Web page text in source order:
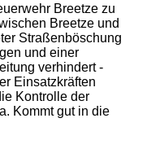
Breetze zu
Breetze und
Straßenböschung
und einer
verhindert -
Einsatzkräften
Kontrolle der
Kommt gut in die